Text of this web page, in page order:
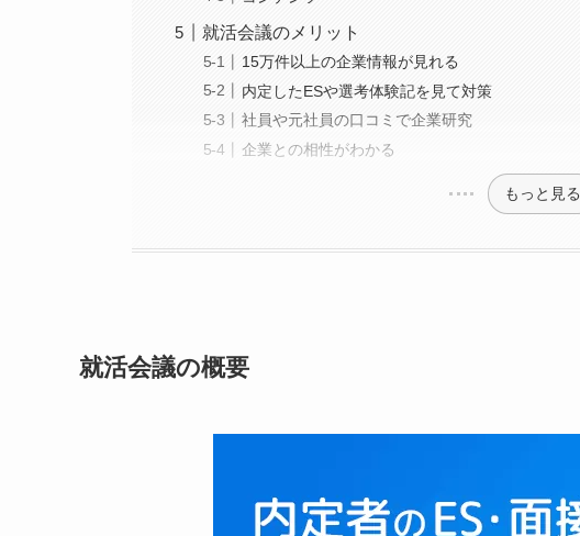
就活会議のメリット
15万件以上の企業情報が見れる
内定したESや選考体験記を見て対策
社員や元社員の口コミで企業研究
企業との相性がわかる
もっと見る
就活会議の概要